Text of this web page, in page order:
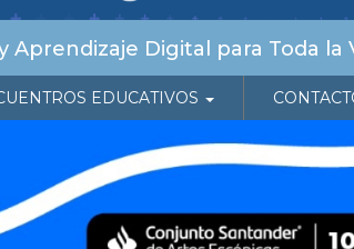
Digital para Toda la
EDUCATIVOS